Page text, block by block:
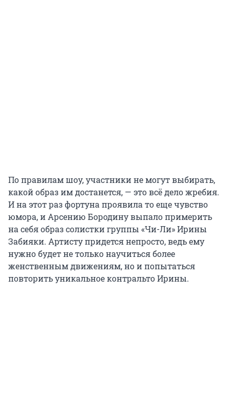
По правилам шоу, участники не могут выбирать,
какой образ им достанется, — это всё дело жребия.
И на этот раз фортуна проявила то еще чувство
юмора, и Арсению Бородину выпало примерить
на себя образ солистки группы «Чи-Ли» Ирины
Забияки. Артисту придется непросто, ведь ему
нужно будет не только научиться более
женственным движениям, но и попытаться
повторить уникальное контральто Ирины.